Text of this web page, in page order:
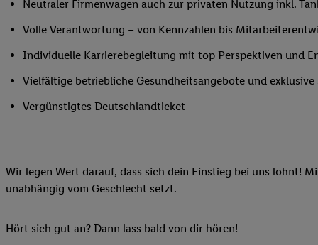
Neutraler Firmenwagen auch zur privaten Nutzung inkl.
Volle Verantwortung – von Kennzahlen bis
Individuelle Karrierebegleitung mit top Perspektiven und
Vielfältige betriebliche Gesundheitsangebote und
Vergünstigtes Deutschlandticket
Wir legen Wert darauf, dass sich dein Einstieg bei uns lohnt!
unabhängig vom Geschlecht setzt.
Hört sich gut an? Dann lass bald von dir hören!
Ihnen personalisierte
auch Ihre in einen
Technologie in den
Sie verfügbar ist.
können Ihre
finden Sie in den